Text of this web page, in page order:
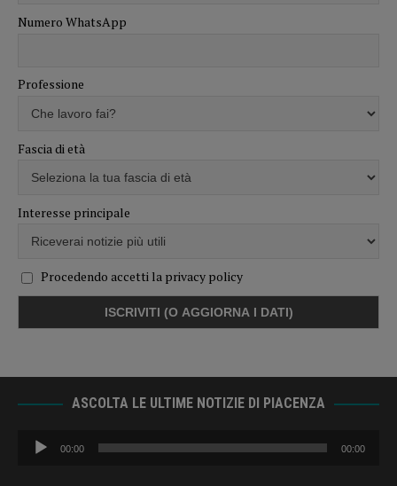
Numero WhatsApp
Professione
Fascia di età
Interesse principale
Procedendo accetti la privacy policy
ASCOLTA LE ULTIME NOTIZIE DI PIACENZA
Audio
Player
00:00 00:00